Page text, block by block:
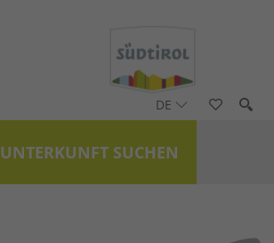
DE
UNTERKUNFT SUCHEN